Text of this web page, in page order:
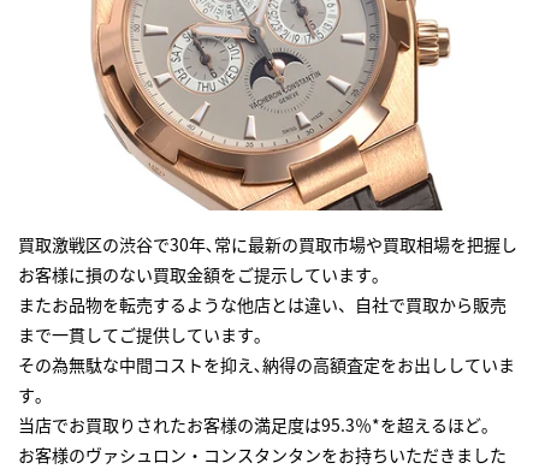
買取激戦区の渋谷で30年､常に最新の買取市場や買取相場を把握し
お客様に損のない買取金額をご提示しています｡
またお品物を転売するような他店とは違い、自社で買取から販売
まで一貫してご提供しています｡
その為無駄な中間コストを抑え､納得の高額査定をお出ししていま
す｡
当店でお買取りされたお客様の満足度は95.3％*を超えるほど｡
お客様のヴァシュロン・コンスタンタンをお持ちいただきました